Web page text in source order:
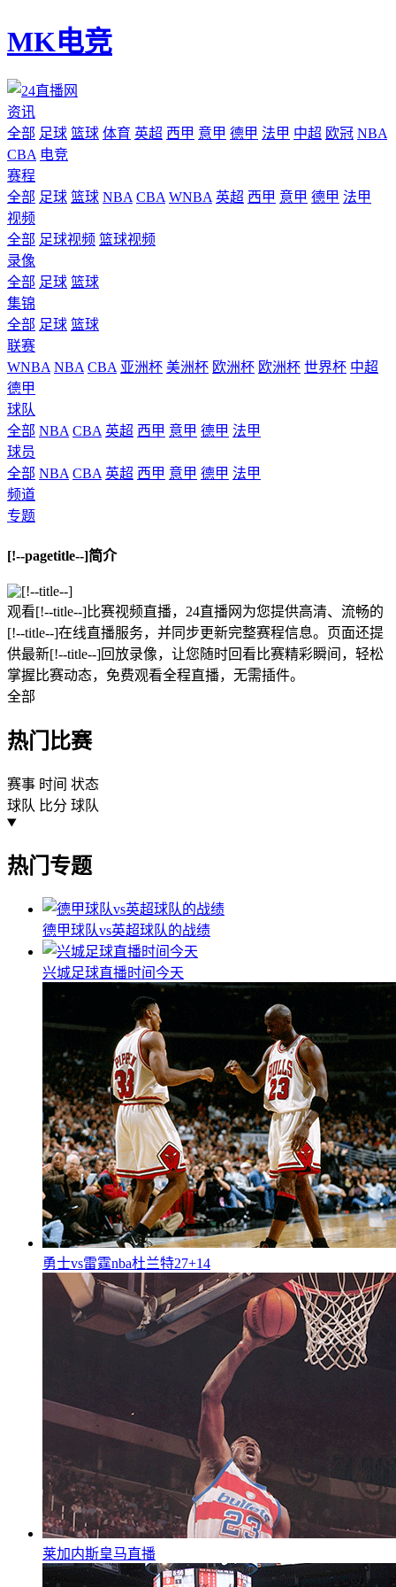
MK电竞
资讯
全部 足球 篮球 体育 英超 西甲 意甲 德甲 法甲 中超 欧冠 NBA
CBA 电竞
赛程
全部 足球 篮球 NBA CBA WNBA 英超 西甲 意甲 德甲 法甲
视频
全部 足球视频 篮球视频
录像
全部 足球 篮球
集锦
全部 足球 篮球
联赛
WNBA NBA CBA 亚洲杯 美洲杯 欧洲杯 欧洲杯 世界杯 中超
德甲
球队
全部 NBA CBA 英超 西甲 意甲 德甲 法甲
球员
全部 NBA CBA 英超 西甲 意甲 德甲 法甲
频道
专题
[!--pagetitle--]简介
观看[!--title--]比赛视频直播，24直播网为您提供高清、流畅的
[!--title--]在线直播服务，并同步更新完整赛程信息。页面还提
供最新[!--title--]回放录像，让您随时回看比赛精彩瞬间，轻松
掌握比赛动态，免费观看全程直播，无需插件。
全部
热门比赛
赛事 时间 状态
球队 比分 球队
热门专题
德甲球队vs英超球队的战绩
兴城足球直播时间今天
勇士vs雷霆nba杜兰特27+14
莱加内斯皇马直播